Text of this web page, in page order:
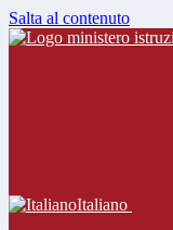
Salta al contenuto
Italiano